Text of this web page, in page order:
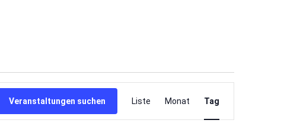
Veranstaltungen suchen
Ansichten-
Liste Monat Tag